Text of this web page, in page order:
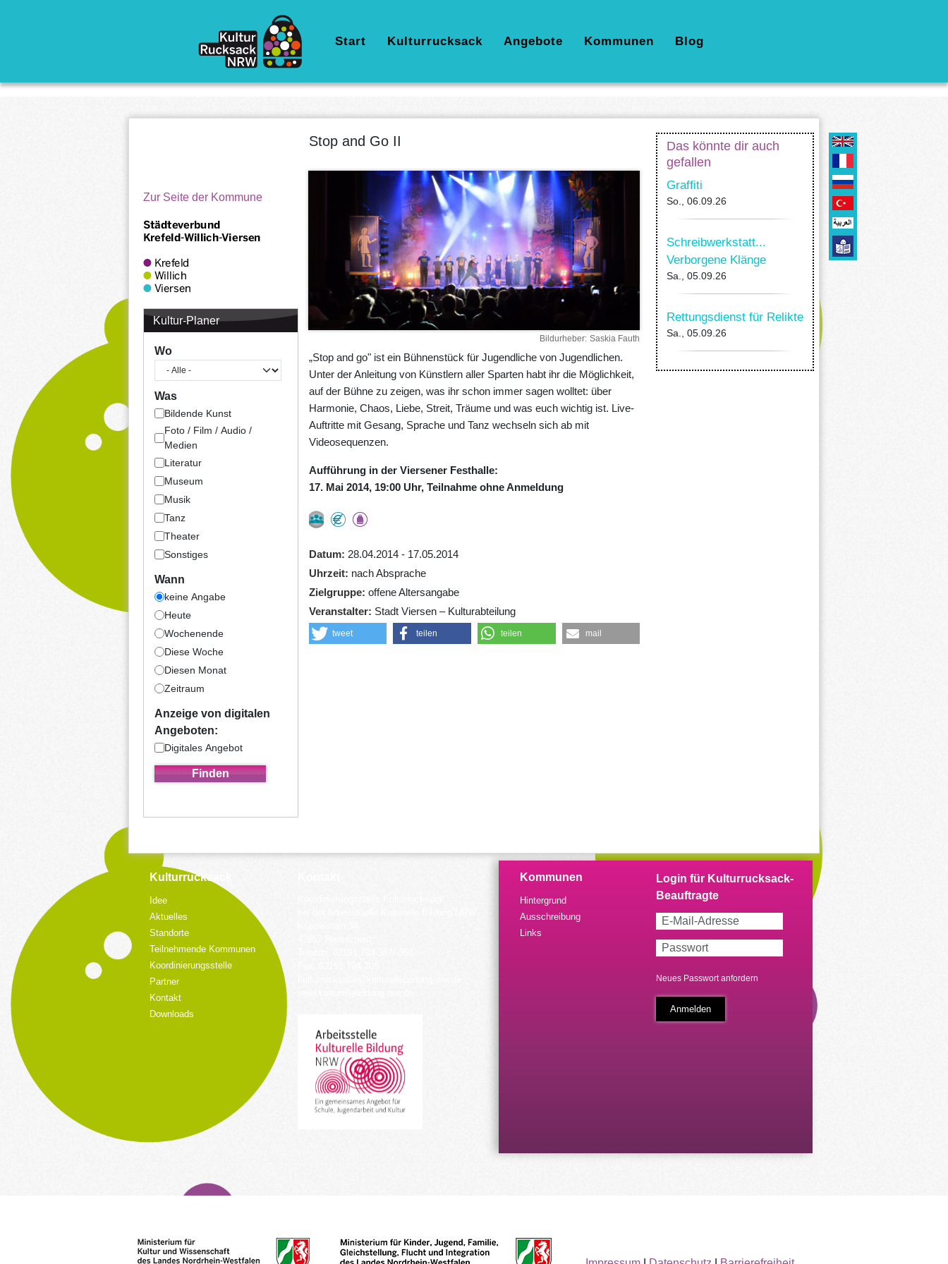
Hauptnavigation
Start Kulturrucksack Angebote Kommunen Blog
Zur Seite der Kommune
Kultur-Planer
Wo
Was
Bildende Kunst
Foto / Film / Audio /
Medien
Literatur
Museum
Musik
Tanz
Theater
Sonstiges
Wann
keine Angabe
Heute
Wochenende
Diese Woche
Diesen Monat
Zeitraum
Anzeige von digitalen
Angeboten:
Digitales Angebot
Stop and Go II
Bildurheber Saskia Fauth
„Stop and go" ist ein Bühnenstück für Jugendliche von Jugendlichen.
Unter der Anleitung von Künstlern aller Sparten habt ihr die Möglichkeit,
auf der Bühne zu zeigen, was ihr schon immer sagen wolltet: über
Harmonie, Chaos, Liebe, Streit, Träume und was euch wichtig ist. Live-
Auftritte mit Gesang, Sprache und Tanz wechseln sich ab mit
Videosequenzen.
Aufführung in der Viersener Festhalle:
17. Mai 2014, 19:00 Uhr, Teilnahme ohne Anmeldung
Datum
28.04.2014 - 17.05.2014
Uhrzeit
nach Absprache
Zielgruppe offene Altersangabe
Veranstalter
Stadt Viersen – Kulturabteilung
tweet teilen teilen mail
Das könnte dir auch
gefallen
Graffiti
So., 06.09.26
Schreibwerkstatt...
Verborgene Klänge
Sa., 05.09.26
Rettungsdienst für Relikte
Sa., 05.09.26
Kulturrucksack
Idee
Aktuelles
Standorte
Teilnehmende Kommunen
Koordinierungsstelle
Partner
Kontakt
Downloads
Kommunen
Hintergrund
Ausschreibung
Links
Neues Passwort anfordern